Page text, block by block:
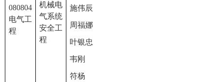
080804
电气工
程
机械电
气系统
安全工
程
施伟辰
周福娜
叶银忠
韦刚
符杨